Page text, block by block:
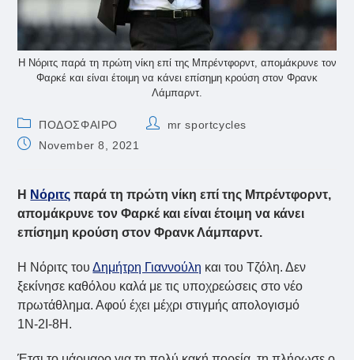
Η Νόριτς παρά τη πρώτη νίκη επί της Μπρέντφορντ, απομάκρυνε τον
Φαρκέ και είναι έτοιμη να κάνει επίσημη κρούση στον Φρανκ
Λάμπαρντ.
Post
category:
ΠΟΔΟΣΦΑΙΡΟ
Postmr sportcycles
PostNovember 8, 2021
Η Νόριτς παρά τη πρώτη νίκη επί της Μπρέντφορντ,
απομάκρυνε τον Φαρκέ και είναι έτοιμη να κάνει
επίσημη κρούση στον Φρανκ Λάμπαρντ.
Η Νόριτς τουΔημήτρη Γιαννούλη και του Τζόλη. Δεν
ξεκίνησε καθόλου καλά με τις υποχρεώσεις στο νέο
πρωτάθλημα. Αφού έχει μέχρι στιγμής απολογισμό
1Ν-2Ι-8Η.